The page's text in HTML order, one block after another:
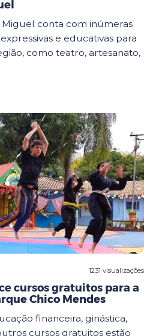
Miguel conta com inúmeras
e educativas para
como teatro, artesanato,
1231 visualizações
cursos gratuitos para a
Chico Mendes
financeira, ginástica,
cursos gratuitos estão